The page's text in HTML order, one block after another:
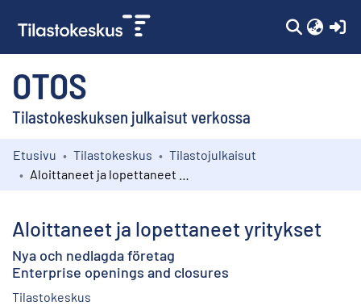
OTOS
Tilastokeskuksen julkaisut verkossa
Kokoelmat
Etusivu Tilastokeskus
Tilastojulkaisut
Aloittaneet ja lopettaneet yritykset
Nya och nedlagda företag
Enterprise openings and closures
Tilastokeskus